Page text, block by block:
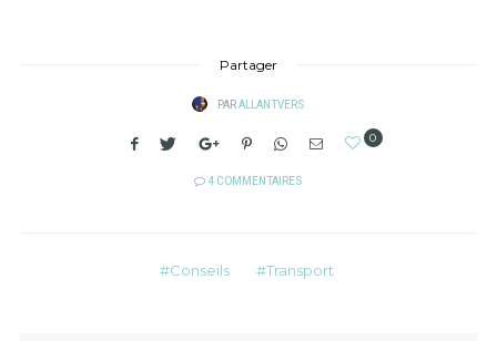
Partager
PARALLANTVERS
0
4 COMMENTAIRES
Conseils Transport